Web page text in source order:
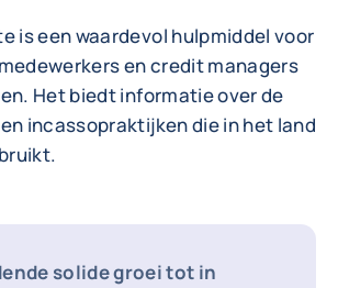
is een waardevol hulpmiddel voor
en credit managers
Het biedt informatie over de
incassopraktijken die in het land
solide groei tot in